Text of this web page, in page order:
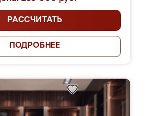
РАССЧИТАТЬ
ПОДРОБНЕЕ